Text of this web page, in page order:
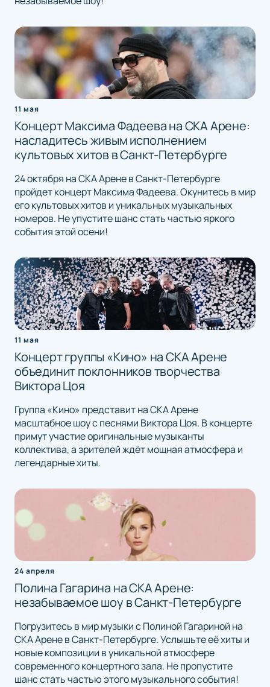
11 мая
Концерт Максима Фадеева на СКА Арене:
насладитесь живым исполнением
культовых хитов в Санкт-Петербурге
24 октября на СКА Арене в Санкт-Петербурге
пройдет концерт Максима Фадеева. Окунитесь в мир
его культовых хитов и уникальных музыкальных
номеров. Не упустите шанс стать частью яркого
события этой осени!
11 мая
Концерт группы «Кино» на СКА Арене
объединит поклонников творчества
Виктора Цоя
Группа «Кино» представит на СКА Арене
масштабное шоу с песнями Виктора Цоя. В концерте
примут участие оригинальные музыканты
коллектива, а зрителей ждёт мощная атмосфера и
легендарные хиты.
24 апреля
Полина Гагарина на СКА Арене:
незабываемое шоу в Санкт-Петербурге
Погрузитесь в мир музыки с Полиной Гагариной на
СКА Арене в Санкт-Петербурге. Услышьте её хиты и
новые композиции в уникальной атмосфере
современного концертного зала. Не пропустите
шанс стать частью этого музыкального события!